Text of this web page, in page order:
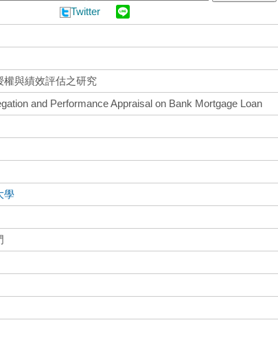
Twitter
權與績效評估之研究
and Performance Appraisal on Bank Mortgage Loan
學